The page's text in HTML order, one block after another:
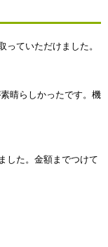
ていただけました。
晴らしかったです。機
した。金額までつけて